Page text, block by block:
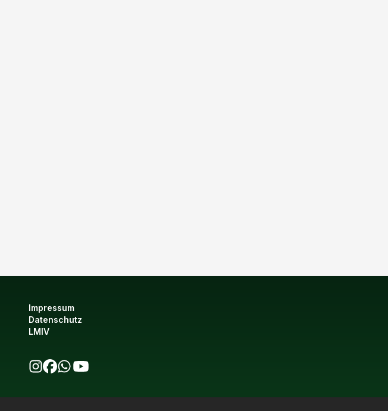
Impressum
Datenschutz
LMIV